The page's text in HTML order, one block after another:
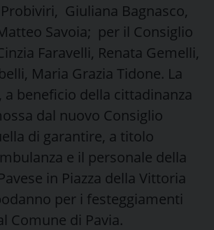
Giuliana Bagnasco,
Savoia; per il Consiglio
Faravelli, Renata Gemelli,
Maria Grazia Tidone. La
a beneficio della cittadinanza
dal nuovo Consiglio
di garantire, a titolo
e il personale della
in Piazza della Vittoria
per i festeggiamenti
Comune di Pavia.